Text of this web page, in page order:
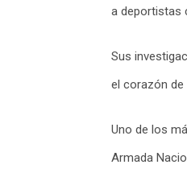
a deportistas
Sus
el corazón
Uno de los
Armada